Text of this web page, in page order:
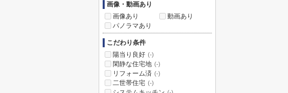
画像・動画あり
画像あり
動画あり
パノラマあり
こだわり条件
陽当り良好 (-)
閑静な住宅地 (-)
リフォーム済 (-)
二世帯住宅 (-)